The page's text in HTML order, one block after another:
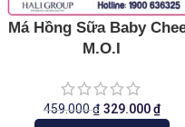
Má Hồng Sữa Baby
M.O.I
459.000₫ 329.000₫